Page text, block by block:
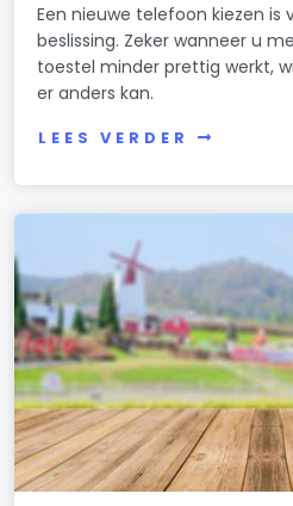
Een nieuwe telefoon kiezen is
beslissing. Zeker wanneer u
toestel minder prettig werkt,
er anders kan.
LEES VERDER